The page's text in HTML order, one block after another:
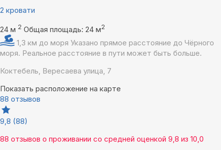
2 кровати
24 м 2 Общая площадь: 24 м2
1,3 км до моря Указано прямое расстояние до Чёрного
моря. Реальное расстояние в пути может быть больше.
Коктебель, Вересаева улица, 7
Показать расположение на карте
88 отзывов
9,8 (88)
88 отзывов о проживании со средней оценкой 9,8 из 10,0